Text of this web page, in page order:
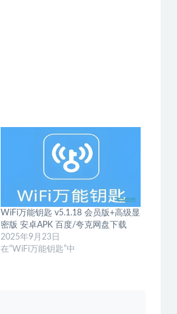
WiFi万能钥匙 v5.1.18 会员版+高级显
密版 安卓APK 百度/夸克网盘下载
2025年9月23日
在“WiFi万能钥匙”中